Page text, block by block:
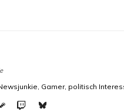
Gamer, politisch